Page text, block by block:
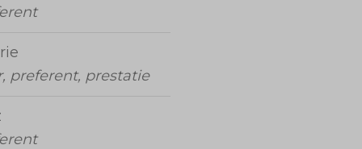
preferent, prestatie